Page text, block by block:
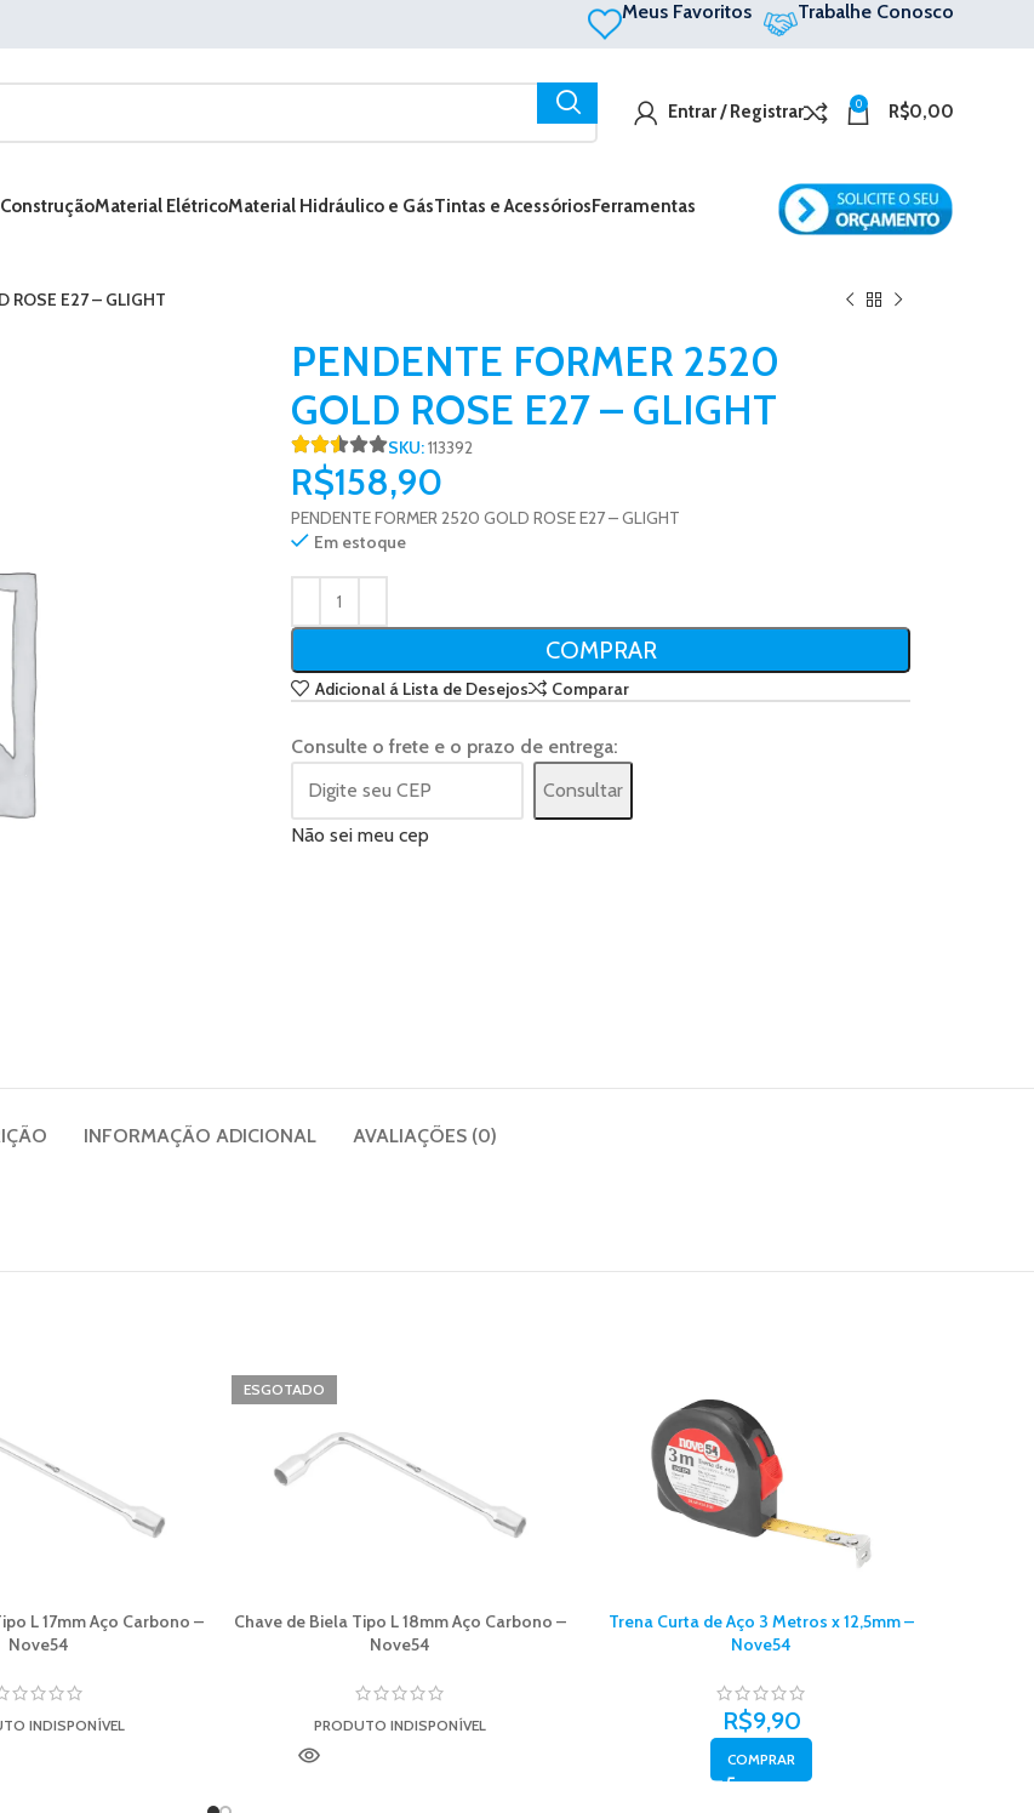
Meus Favoritos Trabalhe Conosco
Entrar / Registrar 0 R$0,00
Material ElétricoMaterial Hidráulico e GásTintas e AcessóriosFerramentas
ROSE E27 – GLIGHT
PENDENTE FORMER 2520
GOLD ROSE E27 – GLIGHT
SKU:113392
R$158,90
PENDENTE FORMER 2520 GOLD ROSE E27 – GLIGHT
Em estoque
COMPRAR
Adicional á Lista de Desejos Comparar
Consulte o frete e o prazo de entrega:
Consultar
Não sei meu cep
INFORMAÇÃO ADICIONAL AVALIAÇÕES (0)
L 17mm Aço Carbono –
Nove54
INDISPONÍVEL
ESGOTADO
Chave de Biela Tipo L 18mm Aço Carbono –
Nove54
PRODUTO INDISPONÍVEL
Trena Curta de Aço 3 Metros x 12,5mm –
Nove54
R$9,90
COMPRAR